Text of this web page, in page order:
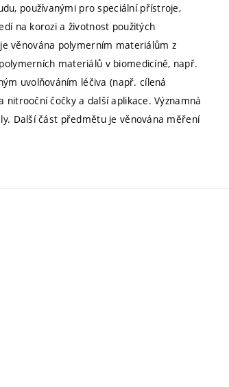
používanými pro speciální přístroje,
na korozi a životnost použitých
věnována polymerním materiálům z
materiálů v biomedicíně, např.
uvolňováním léčiva (např. cílená
čočky a další aplikace. Významná
Další část předmětu je věnována měření